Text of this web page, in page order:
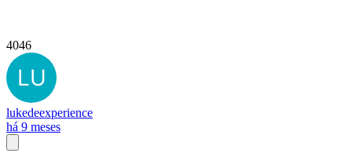
4046
lukedeexperience
há 9 meses